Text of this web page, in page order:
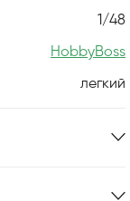
1/48
HobbyBoss
легкий